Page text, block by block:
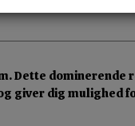
Dette dominerende
giver dig mulighed